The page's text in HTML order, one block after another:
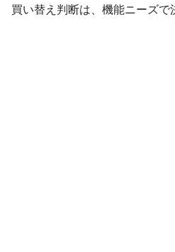
買い替え判断は、機能ニーズで